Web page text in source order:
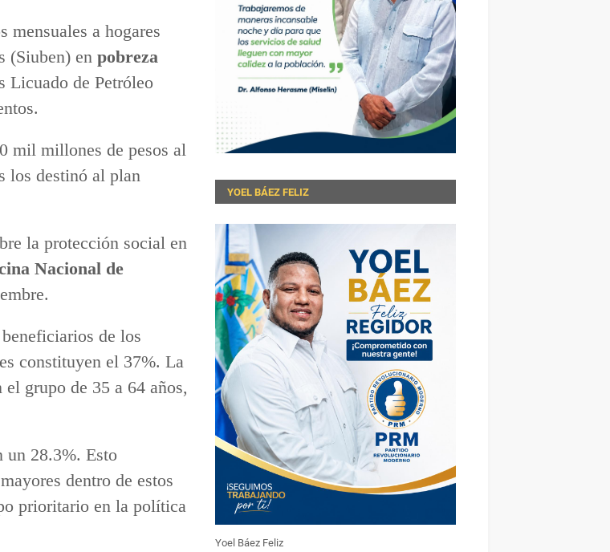
mensuales a hogares
(Siuben) en pobreza
Licuado de Petróleo
mil millones de pesos al
los destinó al plan
la protección social en
Nacional de
de los
constituyen el 37%. La
grupo de 35 a 64 años,
un 28.3%. Esto
dentro de estos
prioritario en la política
YOEL BÁEZ FELIZ
Yoel Báez Feliz